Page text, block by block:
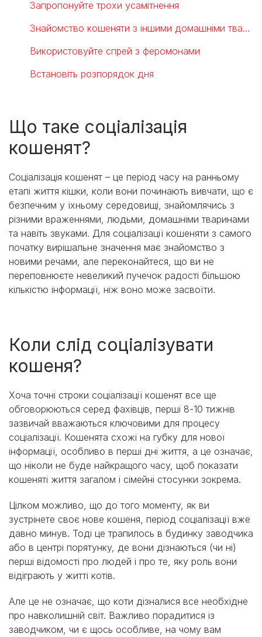
Запропонуйте трохи усамітнення
Знайомство кошеняти з іншими домашніми тваринами
Використовуйте спрей з феромонами
Встановіть розпорядок дня
Що таке соціалізація
кошенят?
Соціалізація кошенят – це період часу на ранньому
етапі життя кішки, коли вони починають вивчати, що є
безпечним у їхньому середовищі, знайомлячись з
різними враженнями, людьми, домашніми тваринами
та навіть звуками. Для соціалізації кошеняти з самого
початку вирішальне значення має знайомство з
новими речами, але переконайтеся, що ви не
переповнюєте невеликий пучечок радості більшою
кількістю інформації, ніж воно може засвоїти.
Коли слід соціалізувати
кошеня?
Хоча точні строки соціалізації кошенят все ще
обговорюються серед фахівців, перші 8-10 тижнів
зазвичай вважаються ключовими для процесу
соціалізації. Кошенята схожі на губку для нової
інформації, особливо в перші дні життя, а це означає,
що ніколи не буде найкращого часу, щоб показати
кошеняті життя загалом і сімейні стосунки зокрема.
Цілком можливо, що до того моменту, як ви
зустрінете своє нове кошеня, період соціалізації вже
давно минув. Тоді це трапилось в будинку заводчика
або в центрі порятунку, де вони дізнаються (чи ні)
перші відомості про людей і про те, яку роль вони
відіграють у житті котів.
Але це не означає, що коти дізналися все необхідне
про навколишній світ. Важливо порадитися із
заводчиком, чи є щось особливе, на чому вам